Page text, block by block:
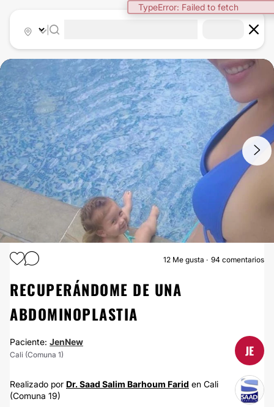
ABDOMINOPLASTIA
12 Me gusta 94 comentarios
RECUPERÁNDOME DE UNA
ABDOMINOPLASTIA
Paciente: JenNew
Cali (Comuna 1) JE
Realizado por Dr. Saad Salim Barhoum Farid en Cali
(Comuna 19)